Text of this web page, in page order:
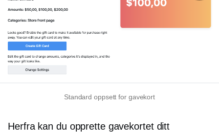
Standard oppsett for gavekort
Herfra kan du opprette gavekortet ditt